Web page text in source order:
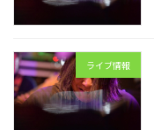
ライブ情報